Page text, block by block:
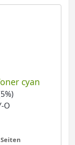
cyan
O
Seiten